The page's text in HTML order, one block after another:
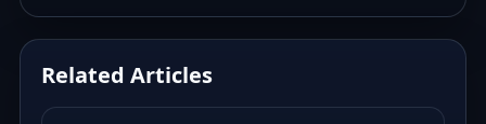
Related Articles